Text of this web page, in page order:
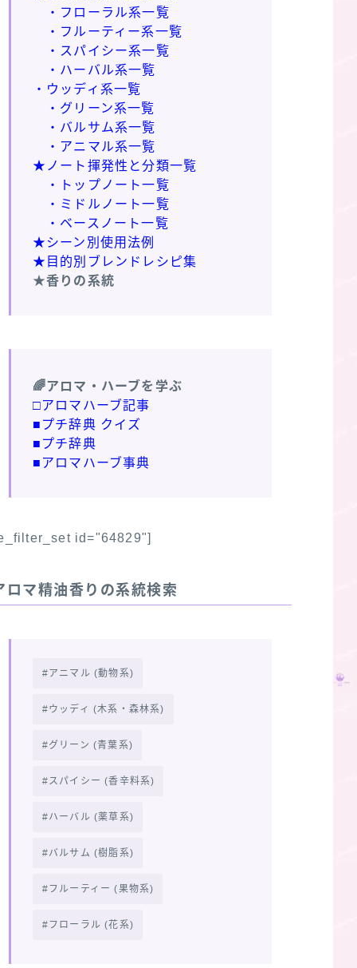
・フローラル系一覧
・フルーティー系一覧
・スパイシー系一覧
・ハーバル系一覧
・ウッディ系一覧
・グリーン系一覧
・バルサム系一覧
・アニマル系一覧
★ノート揮発性と分類一覧
・トップノート一覧
・ミドルノート一覧
・ベースノート一覧
★シーン別使用法例
★目的別ブレンドレシピ集
★香りの系統
🌈アロマ・ハーブを学ぶ
□アロマハーブ記事
■プチ辞典 クイズ
■プチ辞典
■アロマハーブ事典
id="64829"]
ロマ精油香りの系統検索
アニマル (動物系)
ウッディ (木系・森林系)
グリーン (青葉系)
スパイシー (香辛料系)
ハーバル (薬草系)
バルサム (樹脂系)
フルーティー (果物系)
フローラル (花系)